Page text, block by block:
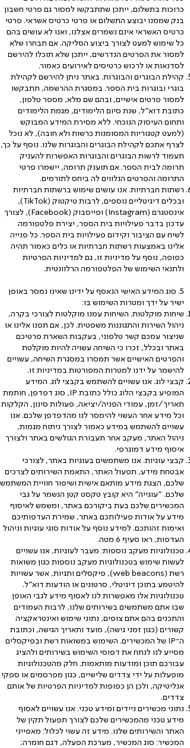
כרוכות בתשלום, ייתכן שתתבקשו למסור גם פרטי חשבון
בנק שממנו יבוצע התשלום או פרטי כרטיס אשראי. פרטי
כרטיס האשראי אינם נשמרים אצלנו, ואנו לא עושים בהם
כל שימוש למעט לצורך ביצוע הסליקה. אם תבחרו שלא
למסור את הפרטים הנדרשים, ייתכן שלא תוכלו להירשם
לסדנאות או לרכוש כרטיסים לאירועים כאמור.
קהילת הבוגרים והבוגרות. באתר ניתן להירשם לקהילת
בוגרי ובוגרות בית הספר. במסגרת ההרשמה, תתבקשו
למסור פרטים אישיים, ובהם שם מלא, מספר טלפון,
כתובת דוא"ל, שנת סיום הלימודים, מגמת הלימודים
ותחום העיסוק הנוכחי. ללא מסירת המידע המבוקש
(למעט קטגוריות המסומנות כרשות ולא חובה), לא נוכל
לצרף אתכם לקהילת הבוגרים והבוגרות שלנו. נוסף על כך,
תעמוד לרשות הבוגרים והבוגרות האפשרות להעניק
תרומה לבית הספר. אם תוענק תרומה, יישמרו פרטי
התרומה והפרטים הנלווים לה ביחס לתורמים.
רשתות חברתיות. אנו עושים שימוש ברשתות חברתיות
ובכלים דיגיטליים נוספים, לרבות טיקטוק (TikTok),
אינסטגרם (Instagram) ופייסבוק (Facebook), לצורך
עדכון בדבר פעילויות בית הספר, יצירת פלטפורמה
לשיח עם הציבור וקידום פעילויות בית הספר. כל פנייה
אלינו באמצעות רשתות חברתיות או כלים כאמור תהיה
כפופה, נוסף על מדיניות זו, גם למדיניות הפרטיות
ולתנאי השימוש של הפלטפורמה הרלוונטית.
5. סוג המידע האישי הנאסף על ידינו שאינו נמסר באופן
ישיר על ידך ומטרות השימוש בו:
שיחות מוקלטות. השיחות עמנו מוקלטות לצורכי בקרה,
ניהול השירות והתגוננות משפטית. לכן, אם תפנו אלינו או
שניצור עמכם קשר טלפוני, בעקבות השארת פרטיכם
באתר ובכלל, זכרו כי השיחה עשויה להיות מוקלטת
והפרטים האישיים אשר תמסרו במסגרת השיחה, עשויים
להישמר על ידנו למטרות המפורטות במדיניות זו.
קבצי לוג. אנו עשויים להשתמש בקבצי לוג. המידע
המופיע בקבצי הלוג כולל כתובת IP, סוג דפדפן, חותמת
תאריך/זמן, עמודי הפניה/יציאה, פעולות סינון, הקלקות
וכל מידע אחר העשוי להימסר לנו מהדפדפן שלכם. אנו
עשויים להשתמש במידע כאמור לצורך ניתוח מגמות,
ניהול האתר, מעקב אחר תעבורת הגולשים באתר ולצורך
איסוף מידע דמוגרפי.
קבצי עוגיות. אנו משתמשים בעוגיות באתר, לצורכי
אבטחת מידע, תפעול האתר, התאמת השירותים לצרכים
שלכם, הצגת מידע מותאם אישית ושיפור חוויית המשתמש
שלכם. "עוגייה" היא קובץ טקסט קטן הנשמר על גבי
המכשירים שלכם בעת ביקורכם באתר, ומשמש לאיסוף
מידע על אודות פעילותכם באתר, שמירת העדפותיכם
ואימות זהותכם. למידע נוסף על אודות סוגי עוגיות וניהול
העדפות, ראו סעיף 6 מטה.
טכנולוגיות מעקב נוספות: מעבר לעוגיות, אנו עשויים
לעשות שימוש בטכנולוגיות מעקב נוספות כגון משואות
רשת (web beacons), פיקסלים ותגיות, אשר עשויות
להיטמע בתוכן דיגיטלי, סרטונים או הודעות דוא"ל.
טכנולוגיות אלו מאפשרות לנו לאסוף מידע לגבי האופן
שבו אתם משתמשים בשירותים שלנו, לרבות העמודים
והתכנים בהם אתם צופים, נתוני שימוש ואינטראקציה
קשורים (כגון זמני גישה), מועד ותאריך הגישה, וכתובת
ה־IP של המכשירים. השימוש במשואות רשת ובפיקסלים
מסייע לנו לנתח את דפוסי השימוש בשירותים ולהציג
עבורכם תוכן ומודעות מותאמות. חלק מהטכנולוגיות
מופעלות על ידי צדדים שלישיים, כגון מפרסמים או ספקי
אנליטיקה, ולכן הן כפופות למדיניות הפרטיות של אותם
צדדים.
נתוני מכשירים ניידים ומידע טכני. אנו עשויים לאסוף
מידע טכני מהמכשירים שלכם לצורך תפעול תקין של
האתר והשירותים שלנו. מידע זה עשוי לכלול: מאפייני
המכשיר: סוג המכשיר, מערכת הפעלה, דגם חומרה;